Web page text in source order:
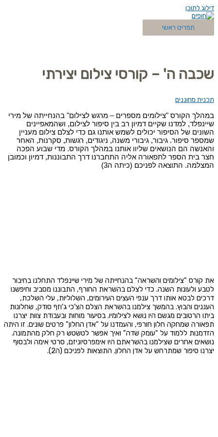
דילוג לתוכן
תפריט ראשי
שכבה ה' – קורסי צילום יצירתי
תכנית מחוננים
במהלך הקורס "צילומים מספרים – מרגש לצילום" בהנחייתה של מירי
שיינפלד, למדנו שקיים דמיון רב בין סיפור לצילום, ושהמאפיינים
השונים של הסיפור יכולים לשמש אותנו גם כדי לצלם צילום מעניין
שמספר סיפור. גיבור, גיבורי משנה, ניגודים, רגשות, סקרנות, האחר
והאנשה הם הנושאים שליוו אותנו במהלך הקורס. מדי שבוע הפכה
חצר בית הספר לתפאורה אליה התחברנו דרך התבוננות, דמיון וכמובן
המצלמה. התוצאה לפניכם (כיתה ה3)
את קורס "צילומים והשראה" בהנחייתה של מירי שיינפלד התחלנו בחיבור
לטבע ולעונות השנה. כדי לצלם בהשראת החורף, התבוננו מסביב וחיפשנו
דרכים לבטא אותו דרך ענפי העצים העירומים, השלוליות, עלי השלכת,
העננים והבוץ. בהמשך צילמנו בהשראת הצלם הצ'כי ג'וזף סודק, שחלונות
ביתו הרטובים מגשם היו נושא לצילומיו. בסיעור מוחות ובעבודת צוות יצרנו
תפאורה שמחקה חלון חורפי, והעמדנו על "אדן החלון" פרטים שונים. זו היתה
הזדמנות ללמוד על "עומק שדה" ואיך אפשר לטשטש רק חלק מהתמונה.
נושאים אחרים שצילמנו בהשראתם היו אימפרסיוניזם, סרטי אימה ולבסוף
יצרנו סיפור שמתרחש על אדן החלון. התוצאות לפניכם (ה2).